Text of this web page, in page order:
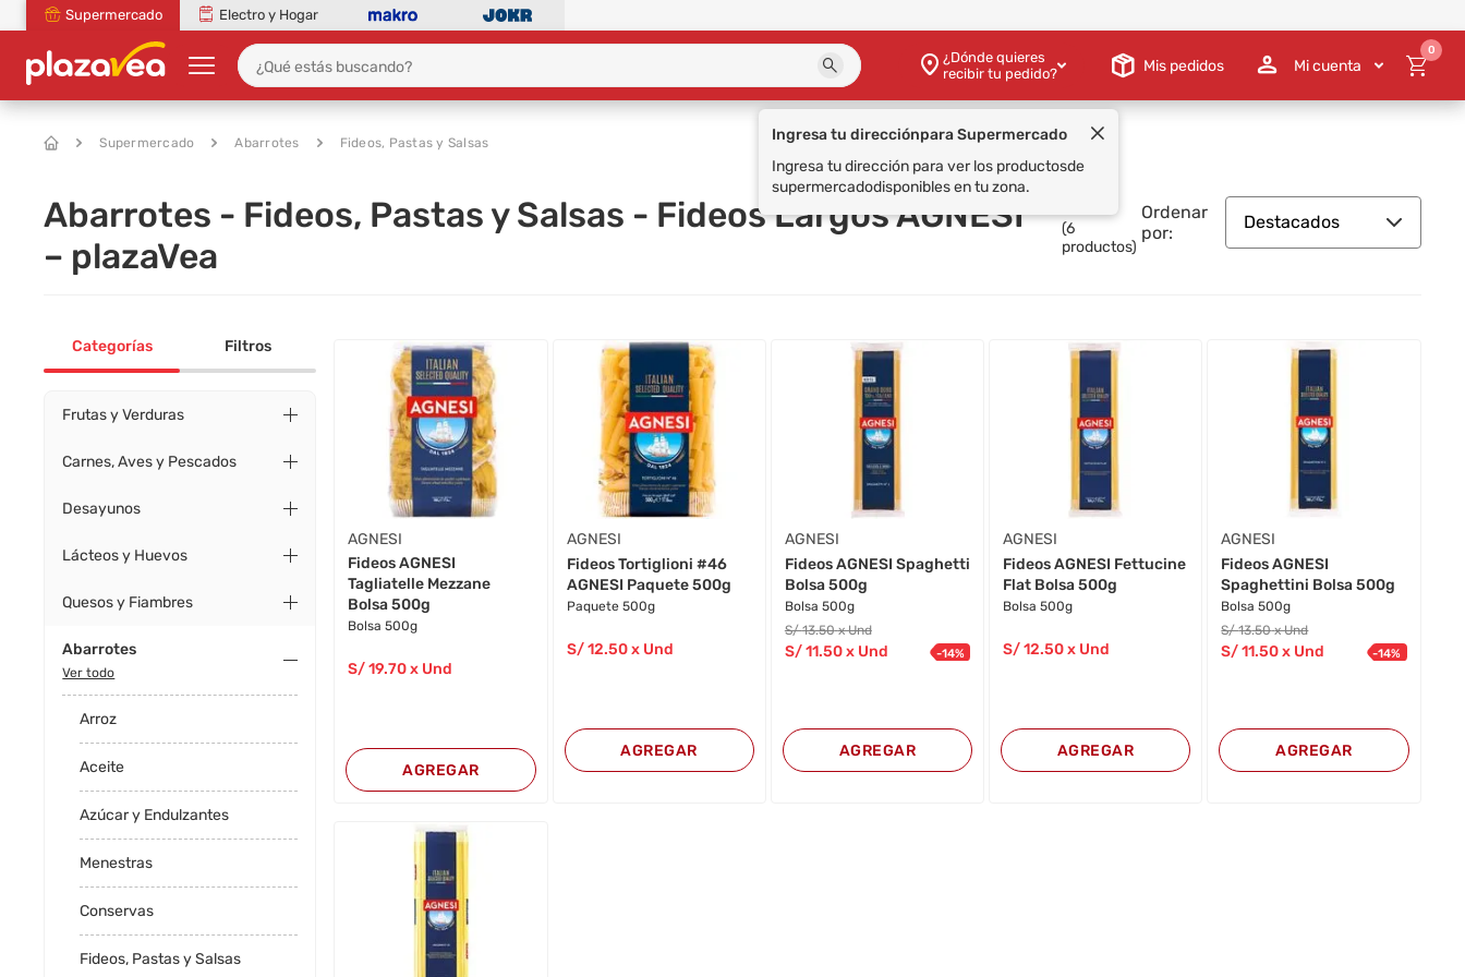
Supermercado Electro y Hogar
¿Dónde quieres
recibir tu pedido?
Mis pedidos Mi cuenta
0
Supermercado Abarrotes Fideos, Pastas y Salsas
Abarrotes - Fideos, Pastas y Salsas - Fideos Largos AGNESI
– plazaVea
(6
productos)
Ordenar
por:
Destacados
Categorías Filtros
Frutas y Verduras
Carnes, Aves y Pescados
Desayunos
Lácteos y Huevos
Quesos y Fiambres
Abarrotes
Ver todo
Arroz
Aceite
Azúcar y Endulzantes
Menestras
Conservas
Fideos, Pastas y Salsas
AGNESI
Fideos AGNESI
Tagliatelle Mezzane
Bolsa 500g
Bolsa 500g
S/19.70x Und
AGREGAR
AGNESI
Fideos Tortiglioni #46
AGNESI Paquete 500g
Paquete 500g
S/12.50 x Und
AGREGAR
AGNESI
Fideos AGNESI Spaghetti
Bolsa 500g
Bolsa 500g
S/13.50 x Und
S/11.50x Und -14%
AGREGAR
AGNESI
Fideos AGNESI Fettucine
Flat Bolsa 500g
Bolsa 500g
S/12.50x Und
AGREGAR
AGNESI
Fideos AGNESI
Spaghettini Bolsa 500g
Bolsa 500g
S/13.50 x Und
S/11.50x Und -14%
AGREGAR